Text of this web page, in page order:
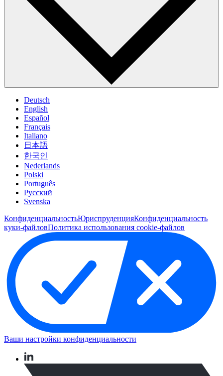
Deutsch
English
Español
Français
Italiano
日本語
한국인
Nederlands
Polski
Português
Pусский
Svenska
КонфиденциальностьЮриспруденцияКонфиденциальность
куки-файловПолитика использования cookie-файлов
Ваши настройки конфиденциальности